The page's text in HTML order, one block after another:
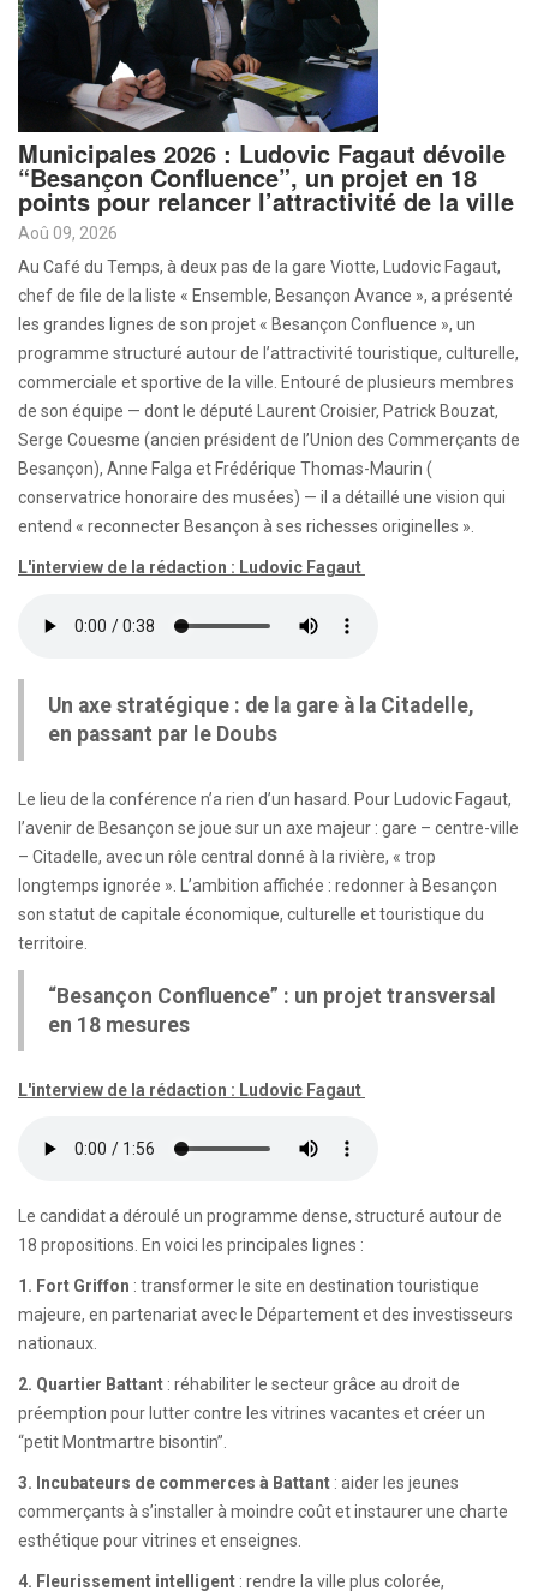
Municipales 2026 : Ludovic Fagaut dévoile
“Besançon Confluence”, un projet en 18
points pour relancer l’attractivité de la ville
Aoû 09, 2026
Au Café du Temps, à deux pas de la gare Viotte, Ludovic Fagaut,
chef de file de la liste « Ensemble, Besançon Avance », a présenté
les grandes lignes de son projet « Besançon Confluence », un
programme structuré autour de l’attractivité touristique, culturelle,
commerciale et sportive de la ville. Entouré de plusieurs membres
de son équipe — dont le député Laurent Croisier, Patrick Bouzat,
Serge Couesme (ancien président de l’Union des Commerçants de
Besançon), Anne Falga et Frédérique Thomas-Maurin (
conservatrice honoraire des musées) — il a détaillé une vision qui
entend « reconnecter Besançon à ses richesses originelles ».
L'interview de la rédaction : Ludovic Fagaut
Un axe stratégique : de la gare à la Citadelle,
en passant par le Doubs
Le lieu de la conférence n’a rien d’un hasard. Pour Ludovic Fagaut,
l’avenir de Besançon se joue sur un axe majeur : gare – centre-ville
– Citadelle, avec un rôle central donné à la rivière, « trop
longtemps ignorée ». L’ambition affichée : redonner à Besançon
son statut de capitale économique, culturelle et touristique du
territoire.
“Besançon Confluence” : un projet transversal
en 18 mesures
L'interview de la rédaction : Ludovic Fagaut
Le candidat a déroulé un programme dense, structuré autour de
18 propositions. En voici les principales lignes :
1. Fort Griffon : transformer le site en destination touristique
majeure, en partenariat avec le Département et des investisseurs
nationaux.
2. Quartier Battant : réhabiliter le secteur grâce au droit de
préemption pour lutter contre les vitrines vacantes et créer un
“petit Montmartre bisontin”.
3. Incubateurs de commerces à Battant : aider les jeunes
commerçants à s’installer à moindre coût et instaurer une charte
esthétique pour vitrines et enseignes.
4. Fleurissement intelligent : rendre la ville plus colorée,